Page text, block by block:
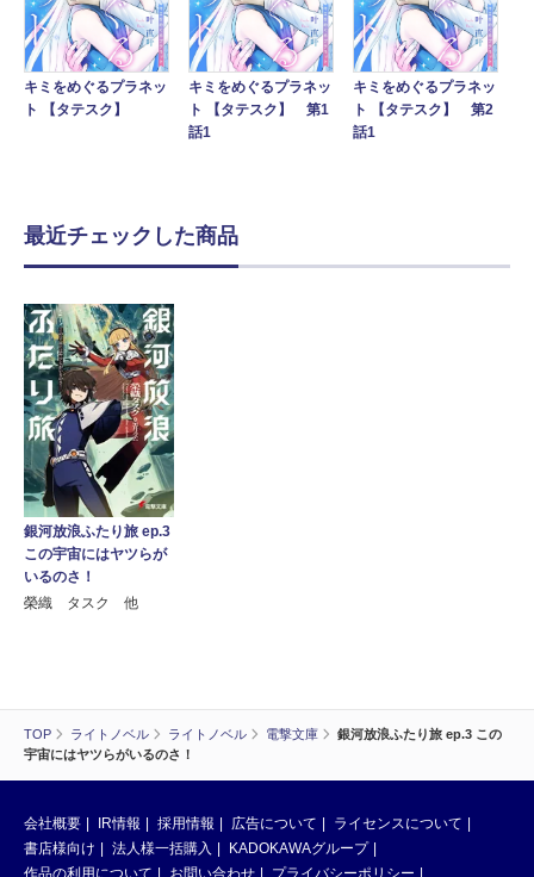
TOP ライトノベル ライトノベル 電撃文庫
銀河放浪ふたり旅 ep.3 この
宇宙にはヤツらがいるのさ！
キミをめぐるプラネッ
ト 【タテスク】
キミをめぐるプラネッ
ト 【タテスク】 第1
話1
キミをめぐるプラネッ
ト 【タテスク】 第2
話1
最近チェックした商品
銀河放浪ふたり旅 ep.3
この宇宙にはヤツらが
いるのさ！
榮織 タスク 他
会社概要 IR情報 採用情報 広告について
ライセンスについて
書店様向け
法人様一括購入
KADOKAWAグループ